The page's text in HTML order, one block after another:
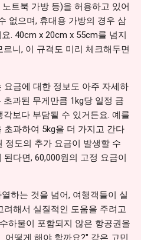
트북 가방 등)을 허용하고 있어
없으며, 휴대용 가방의 경우 삼
. 40cm x 20cm x 55cm를 넘지
니, 이 규격도 미리 체크해두면
요금에 대한 정보도 아주 자세하
과된 무게만큼 1kg당 일정 금
보다 부담될 수 있거든요. 예를
초과하여 5kg을 더 가지고 간다
정도의 추가 요금이 발생할 수
다면, 60,000원의 고정 요금이
하는 것을 넘어, 여행객들이 실
해서 실질적인 도움을 주려고
하물이 포함되지 않은 항공권을
어떻게 해야 할까요?" 같은 고민